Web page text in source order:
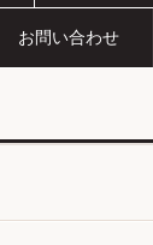
お問い合わせ